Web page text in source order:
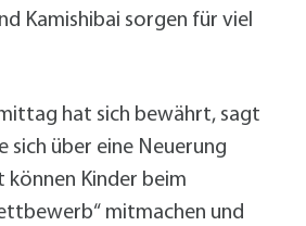
Kamishibai sorgen für viel
hat sich bewährt, sagt
sich über eine Neuerung
Kinder beim
mitmachen und